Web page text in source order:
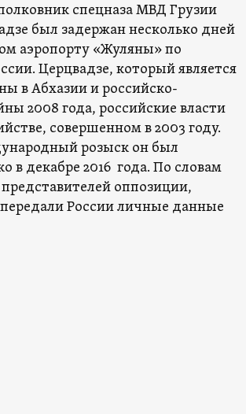
спецназа МВД Грузии
был задержан несколько дней
аэропорту «Жуляны» по
Церцвадзе, который является
в Абхазии и российско-
2008 года, российские власти
совершенном в 2003 году.
розыск он был
в декабре 2016 года. По словам
представителей оппозиции,
России личные данные